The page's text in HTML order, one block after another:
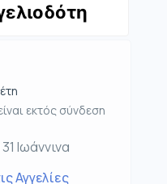
εκτός σύνδεση
Ιωάννινα
Αγγελίες